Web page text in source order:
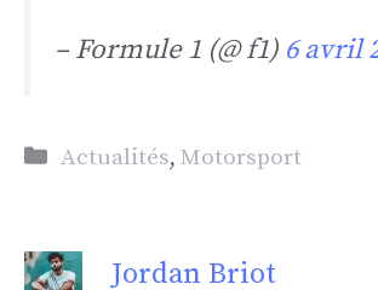
– Formule 1 (@ f1) 6 avril
Catégories
Actualités,Motorsport
Jordan Briot